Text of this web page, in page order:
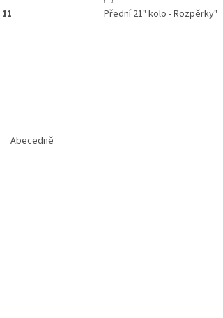
11 Přední 21" kolo - Rozpěrky"
Abecedně